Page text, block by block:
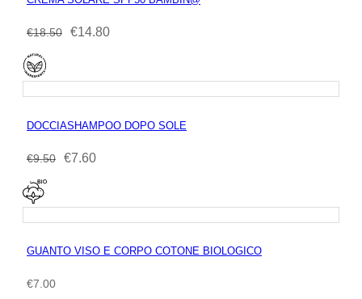
€18.50
Il
era:
€14.80
è:
DOCCIASHAMPOO DOPO SOLE
€9.50
Il
era:
€7.60
è:
GUANTO VISO E CORPO COTONE BIOLOGICO
€7.00